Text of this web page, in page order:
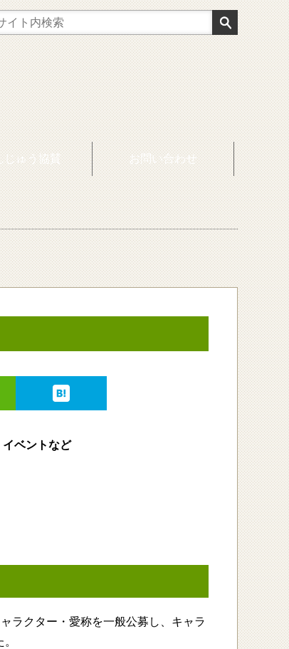
じゅう協賛 お問い合わせ
ベントなど
ラクター・愛称を一般公募し、キャラ